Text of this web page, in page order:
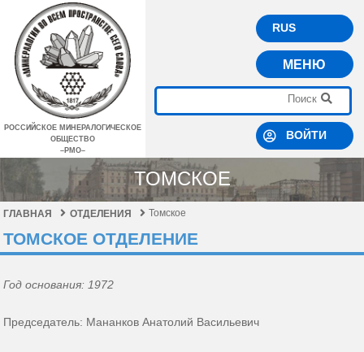
РОССИЙСКОЕ МИНЕРАЛОГИЧЕСКОЕ
ОБЩЕСТВО
–РМО–
RUS
МЕНЮ
ВОЙТИ
ТОМСКОЕ
ГЛАВНАЯ ОТДЕЛЕНИЯ Томское
ТОМСКОЕ ОТДЕЛЕНИЕ
Год основания: 1972
Председатель: Мананков Анатолий Васильевич